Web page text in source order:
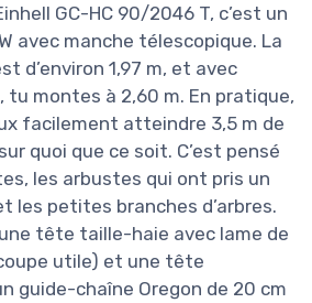
GC-HC 90/2046 T, c’est un
avec manche télescopique. La
d’environ 1,97 m, et avec
tu montes à 2,60 m. En pratique,
facilement atteindre 3,5 m de
quoi que ce soit. C’est pensé
les arbustes qui ont pris un
les petites branches d’arbres.
tête taille-haie avec lame de
utile) et une tête
guide-chaîne Oregon de 20 cm